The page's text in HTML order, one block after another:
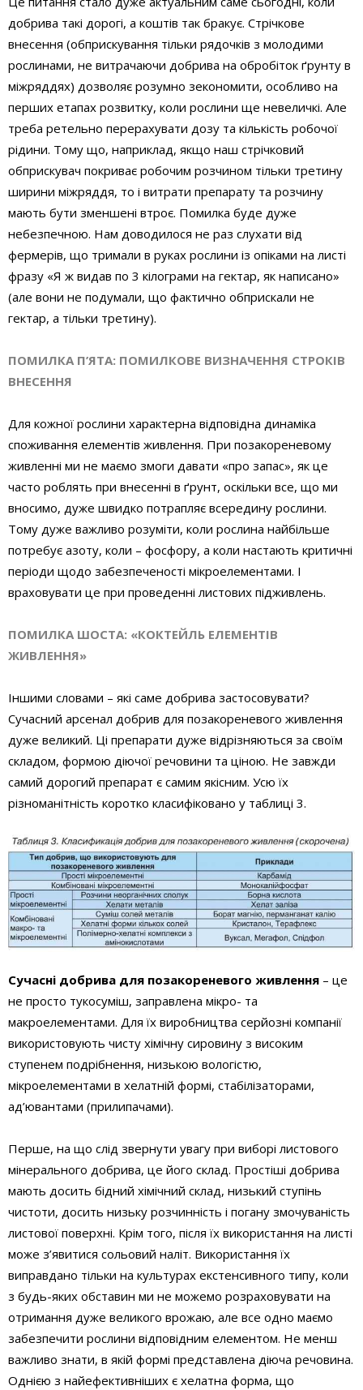
добрива такі дорогі, а коштів так бракує. Стрічкове
внесення (обприскування тільки рядочків з молодими
рослинами, не витрачаючи добрива на обробіток ґрунту в
міжряддях) дозволяє розумно зекономити, особливо на
перших етапах розвитку, коли рослини ще невеличкі. Але
треба ретельно перерахувати дозу та кількість робочої
рідини. Тому що, наприклад, якщо наш стрічковий
обприскувач покриває робочим розчином тільки третину
ширини міжряддя, то і витрати препарату та розчину
мають бути зменшені втроє. Помилка буде дуже
небезпечною. Нам доводилося не раз слухати від
фермерів, що тримали в руках рослини із опіками на листі
фразу «Я ж видав по 3 кілограми на гектар, як написано»
(але вони не подумали, що фактично обприскали не
гектар, а тільки третину).
ПОМИЛКА П’ЯТА: ПОМИЛКОВЕ ВИЗНАЧЕННЯ СТРОКІВ
ВНЕСЕННЯ
Для кожної рослини характерна відповідна динаміка
споживання елементів живлення. При позакореневому
живленні ми не маємо змоги давати «про запас», як це
часто роблять при внесенні в ґрунт, оскільки все, що ми
вносимо, дуже швидко потрапляє всередину рослини.
Тому дуже важливо розуміти, коли рослина найбільше
потребує азоту, коли – фосфору, а коли настають критичні
періоди щодо забезпеченості мікроелементами. І
враховувати це при проведенні листових підживлень.
ПОМИЛКА ШОСТА: «КОКТЕЙЛЬ ЕЛЕМЕНТІВ
ЖИВЛЕННЯ»
Іншими словами – які саме добрива застосовувати?
Сучасний арсенал добрив для позакореневого живлення
дуже великий. Ці препарати дуже відрізняються за своїм
складом, формою діючої речовини та ціною. Не завжди
самий дорогий препарат є самим якісним. Усю їх
різноманітність коротко класифіковано у таблиці 3.
Сучасні добрива для позакореневого живлення – це
не просто тукосуміш, заправлена мікро- та
макроелементами. Для їх виробництва серйозні компанії
використовують чисту хімічну сировину з високим
ступенем подрібнення, низькою вологістю,
мікроелементами в хелатній формі, стабілізаторами,
ад’ювантами (прилипачами).
Перше, на що слід звернути увагу при виборі листового
мінерального добрива, це його склад. Простіші добрива
мають досить бідний хімічний склад, низький ступінь
чистоти, досить низьку розчинність і погану змочуваність
листової поверхні. Крім того, після їх використання на листі
може з’явитися сольовий наліт. Використання їх
виправдано тільки на культурах екстенсивного типу, коли
з будь-яких обставин ми не можемо розраховувати на
отримання дуже великого врожаю, але все одно маємо
забезпечити рослини відповідним елементом. Не менш
важливо знати, в якій формі представлена діюча речовина.
Однією з найефективніших є хелатна форма, що